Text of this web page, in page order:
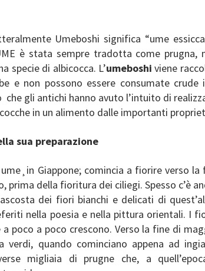
Umeboshi significa “ume
è stata sempre tradotta come prugna,
specie di albicocca. L’umeboshi viene
e non possono essere consumate
gli antichi hanno avuto l’intuito di
in un alimento dalle importanti
sua preparazione
Giappone; comincia a fiorire verso
prima della fioritura dei ciliegi. Spesso c’è
dei fiori bianchi e delicati di
nella poesia e nella pittura orientali. I
poco a poco crescono. Verso la fine di
verdi, quando cominciano appena ad
migliaia di prugne che, a